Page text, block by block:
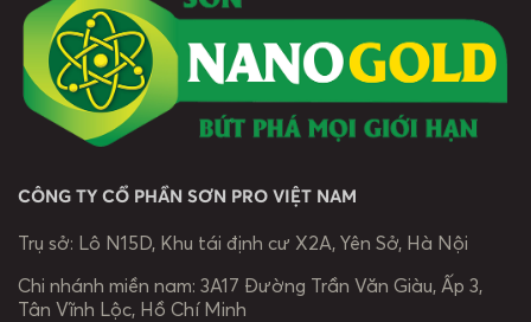
CÔNG TY CỔ PHẦN SƠN PRO VIỆT NAM
Trụ sở: Lô N15D, Khu tái định cư X2A, Yên Sở, Hà Nội
Chi nhánh miền nam: 3A17 Đường Trần Văn Giàu, Ấp 3,
Tân Vĩnh Lộc, Hồ Chí Minh